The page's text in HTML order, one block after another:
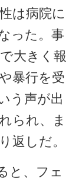
は病院に
った。事
大きく報
暴行を受
う声が出
られ、ま
返しだ。
と、フェ